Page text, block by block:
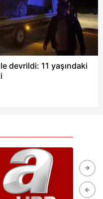
devrildi: 11 yaşındaki